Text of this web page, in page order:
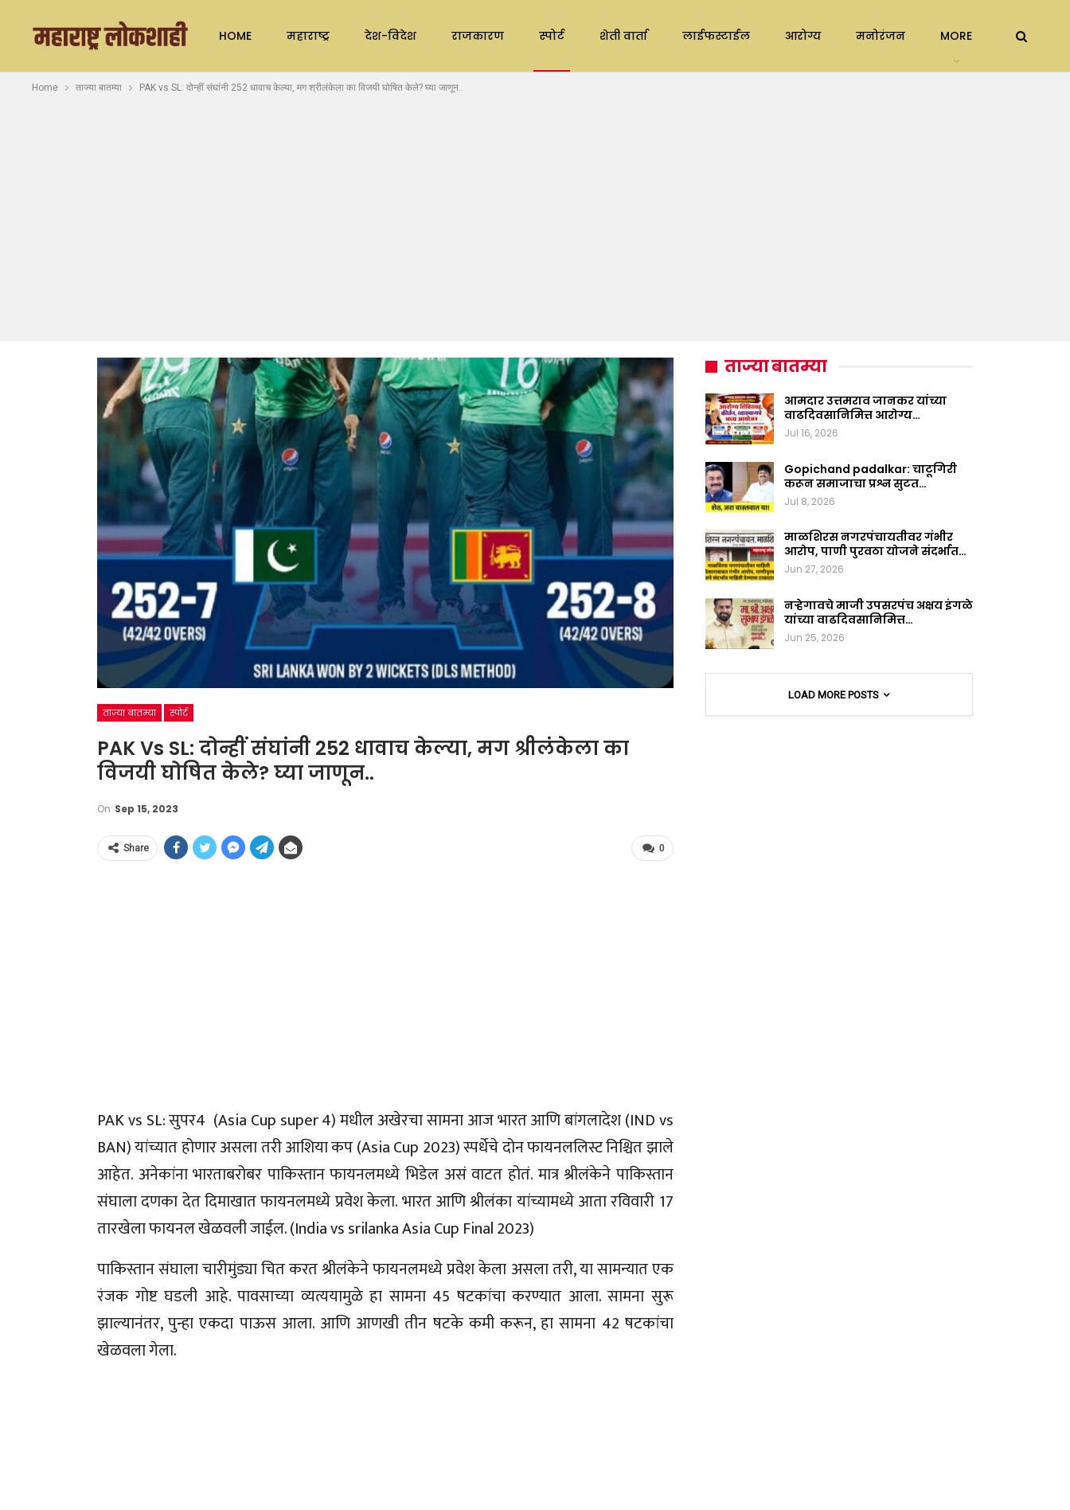
HOME महाराष्ट्र देश-विदेश राजकारण स्पोर्ट शेती वार्ता लाईफस्टाईल आरोग्य मनोरंजन MORE
Home ताज्या बातम्या PAK vs SL: दोन्हीं संघांनी 252 धावाच केल्या, मग श्रीलंकेला का विजयी घोषित केले? घ्या जाणून..
ताज्या बातम्या स्पोर्ट
PAK Vs SL: दोन्हीं संघांनी 252 धावाच केल्या, मग श्रीलंकेला का
विजयी घोषित केले? घ्या जाणून..
On Sep 15, 2023
0
Share
PAK vs SL: सुपर4 (Asia Cup super 4) मधील अखेरचा सामना आज भारत आणि बांगलादेश (IND vs
BAN) यांच्यात होणार असला तरी आशिया कप (Asia Cup 2023) स्पर्धेचे दोन फायनललिस्ट निश्चित झाले
आहेत. अनेकांना भारताबरोबर पाकिस्तान फायनलमध्ये भिडेल असं वाटत होतं. मात्र श्रीलंकेने पाकिस्तान
संघाला दणका देत दिमाखात फायनलमध्ये प्रवेश केला. भारत आणि श्रीलंका यांच्यामध्ये आता रविवारी 17
तारखेला फायनल खेळवली जाईल. (India vs srilanka Asia Cup Final 2023)
पाकिस्तान संघाला चारीमुंड्या चित करत श्रीलंकेने फायनलमध्ये प्रवेश केला असला तरी, या सामन्यात एक
रंजक गोष्ट घडली आहे. पावसाच्या व्यत्ययामुळे हा सामना 45 षटकांचा करण्यात आला. सामना सुरू
झाल्यानंतर, पुन्हा एकदा पाऊस आला. आणि आणखी तीन षटके कमी करून, हा सामना 42 षटकांचा
खेळवला गेला.
ताज्या बातम्या
आमदार उत्तमराव जानकर यांच्या
वाढदिवसानिमित्त आरोग्य…
Jul 16, 2026
Gopichand padalkar: चाटूगिरी
करून समाजाचा प्रश्न सुटत…
Jul 8, 2026
माळशिरस नगरपंचायतीवर गंभीर
आरोप, पाणी पुरवठा योजने संदर्भात…
Jun 27, 2026
नऱ्हेगावचे माजी उपसरपंच अक्षय इंगळे
यांच्या वाढदिवसानिमित्त…
Jun 25, 2026
LOAD MORE POSTS